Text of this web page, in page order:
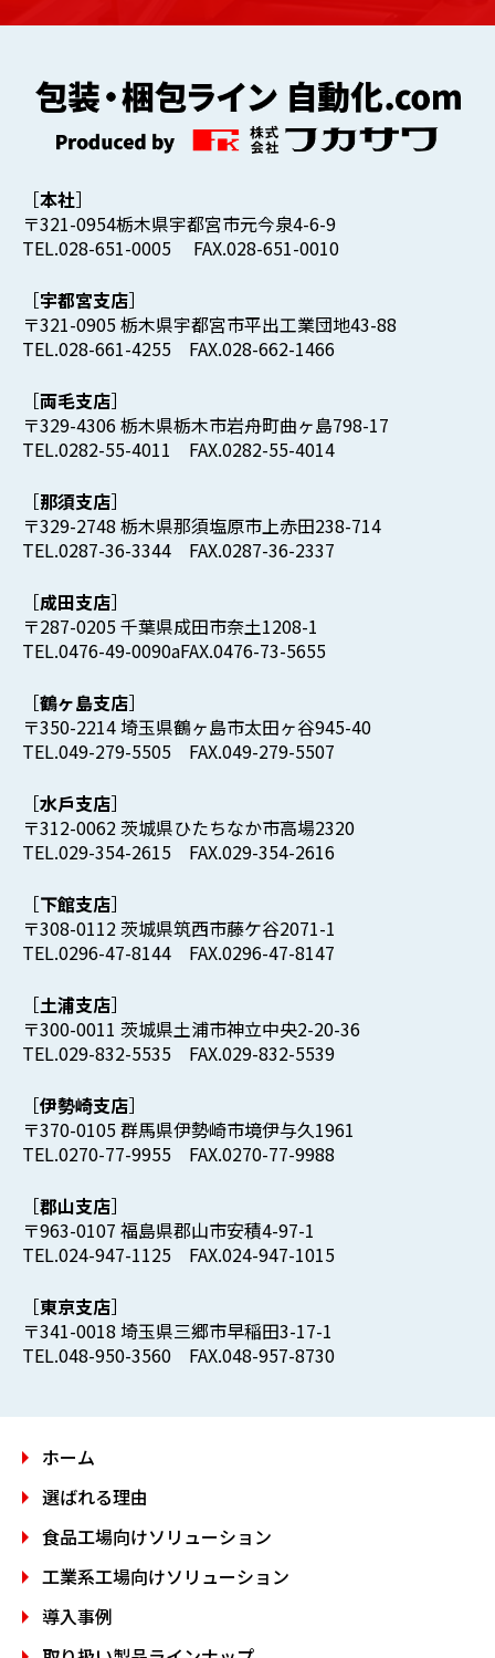
本社
〒321-0954栃木県宇都宮市元今泉4-6-9
TEL.028-651-0005 FAX.028-651-0010
宇都宮支店
〒321-0905 栃木県宇都宮市平出工業団地43-88
TEL.028-661-4255 FAX.028-662-1466
両毛支店
〒329-4306 栃木県栃木市岩舟町曲ヶ島798-17
TEL.0282-55-4011 FAX.0282-55-4014
那須支店
〒329-2748 栃木県那須塩原市上赤田238-714
TEL.0287-36-3344 FAX.0287-36-2337
成田支店
〒287-0205 千葉県成田市奈土1208-1
TEL.0476-49-0090aFAX.0476-73-5655
鶴ヶ島支店
〒350-2214 埼玉県鶴ヶ島市太田ヶ谷945-40
TEL.049-279-5505 FAX.049-279-5507
水戶支店
〒312-0062 茨城県ひたちなか市高場2320
TEL.029-354-2615 FAX.029-354-2616
下館支店
〒308-0112 茨城県筑⻄市藤ケ谷2071-1
TEL.0296-47-8144 FAX.0296-47-8147
土浦支店
〒300-0011 茨城県土浦市神立中央2-20-36
TEL.029-832-5535 FAX.029-832-5539
伊勢崎支店
〒370-0105 群馬県伊勢崎市境伊与久1961
TEL.0270-77-9955 FAX.0270-77-9988
郡山支店
〒963-0107 福島県郡山市安積4-97-1
TEL.024-947-1125 FAX.024-947-1015
東京支店
〒341-0018 埼玉県三郷市早稲田3-17-1
TEL.048-950-3560 FAX.048-957-8730
ホーム
選ばれる理由
食品工場向けソリューション
工業系工場向けソリューション
導入事例